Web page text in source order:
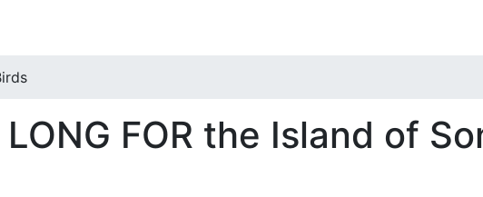
FOR the Island of